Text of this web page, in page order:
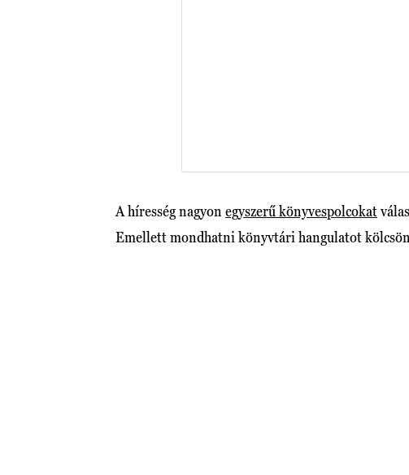
A híresség nagyon egyszerű könyvespolcokat
Emellett mondhatni könyvtári hangulatot